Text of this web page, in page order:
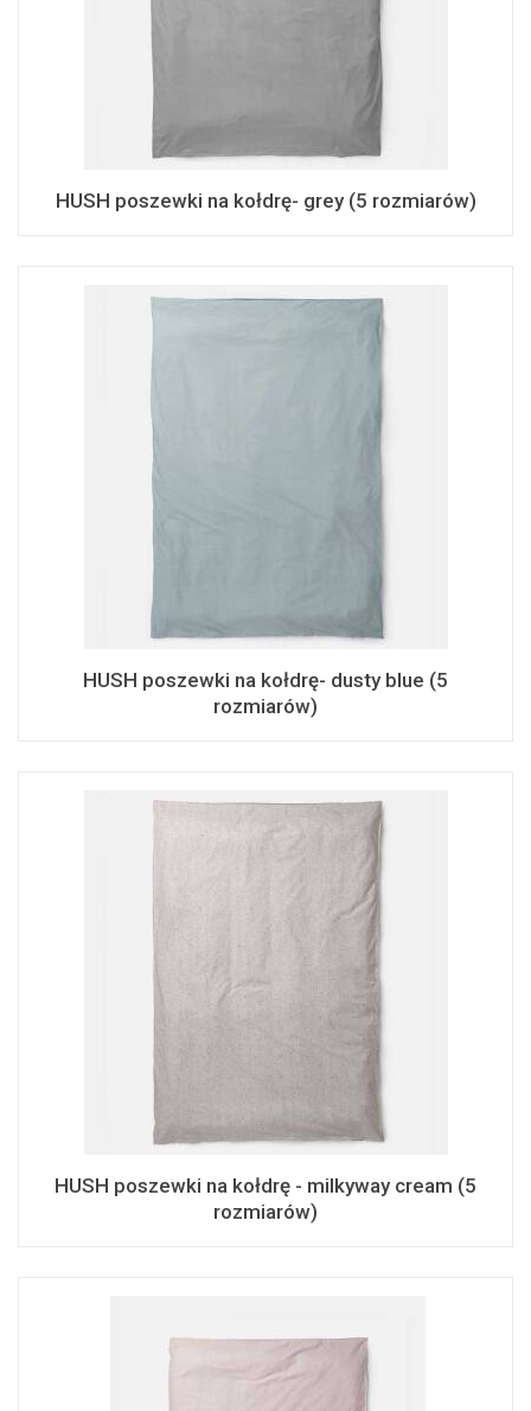
HUSH poszewki na kołdrę- grey (5 rozmiarów)
HUSH poszewki na kołdrę- dusty blue (5
rozmiarów)
HUSH poszewki na kołdrę - milkyway cream (5
rozmiarów)